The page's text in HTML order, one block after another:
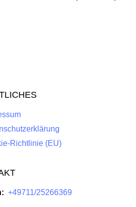
Richtlinie (EU)
+49711/25266369